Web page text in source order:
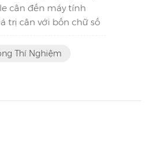
cân đến máy tính
trị cân với bốn chữ số
dưới 2. Tất cả các
Thí Nghiệm